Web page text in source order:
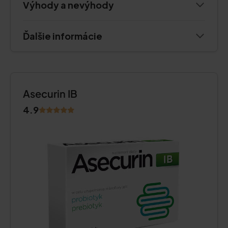
Výhody a nevýhody
Ďalšie informácie
Asecurin IB
4.9